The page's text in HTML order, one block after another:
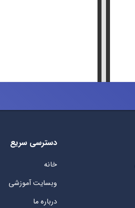
دسترسی سریع
خانه
وبسایت آموزشی
درباره ما